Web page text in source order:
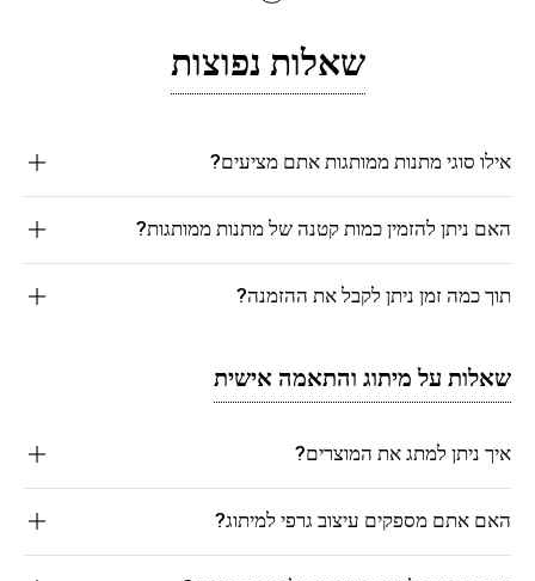
שאלות נפוצות
אילו סוגי מתנות ממותגות אתם מציעים?
האם ניתן להזמין כמות קטנה של מתנות ממותגות?
תוך כמה זמן ניתן לקבל את ההזמנה?
שאלות על מיתוג והתאמה אישית
איך ניתן למתג את המוצרים?
האם אתם מספקים עיצוב גרפי למיתוג?